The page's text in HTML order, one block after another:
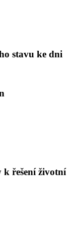
stavu ke dni
k řešení životní